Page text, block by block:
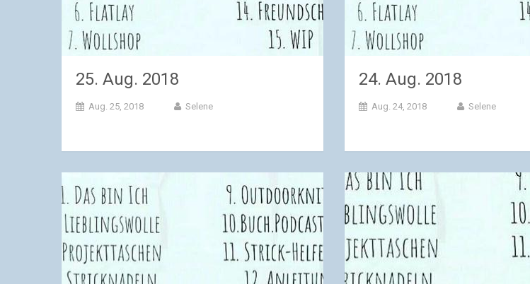
25. Aug. 2018
Aug. 25, 2018 Selene
24. Aug. 2018
Aug. 24, 2018 Selene